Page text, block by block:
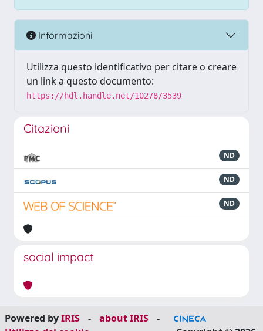
Informazioni
Utilizza questo identificativo per citare o creare
un link a questo documento:
https://hdl.handle.net/10278/3539
Citazioni
ND
ND
ND
social impact
Powered byIRIS - about IRIS
-